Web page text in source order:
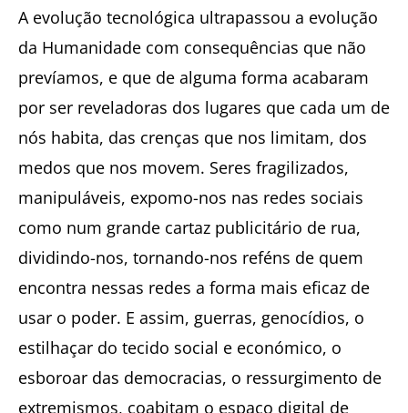
A evolução tecnológica ultrapassou a evolução
da Humanidade com consequências que não
prevíamos, e que de alguma forma acabaram
por ser reveladoras dos lugares que cada um de
nós habita, das crenças que nos limitam, dos
medos que nos movem. Seres fragilizados,
manipuláveis, expomo-nos nas redes sociais
como num grande cartaz publicitário de rua,
dividindo-nos, tornando-nos reféns de quem
encontra nessas redes a forma mais eficaz de
usar o poder. E assim, guerras, genocídios, o
estilhaçar do tecido social e económico, o
esboroar das democracias, o ressurgimento de
extremismos, coabitam o espaço digital de